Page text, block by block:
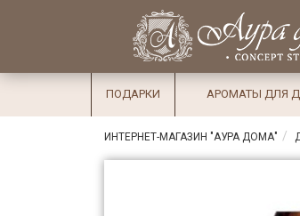
Избранное
×
СалоныДоставка
Оплата
Подарки
Ароматы
для дома
ПОДАРКИ АРОМАТЫ ДЛЯ
ИНТЕРНЕТ-МАГАЗИН "АУРА ДОМА"